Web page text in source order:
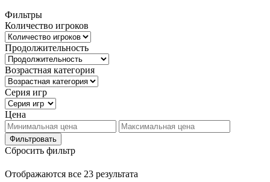
Фильтры
Количество игроков
Продолжительность
Возрастная категория
Серия игр
Цена
Фильтровать
Сбросить фильтр
Отображаются все 23 результата